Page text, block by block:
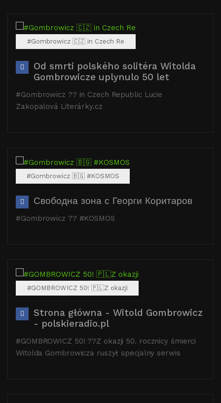
#Gombrowicz 🇨🇿 in Czech Re
Od smrti polského solitéra Witolda
Gombrowicze uplynulo 50 let
#Gombrowicz ?? in Czech Republic Lucie
Zakopalová Literárky.cz
#Gombrowicz 🇧🇬 #KOSMOS
Свободна зона с Георги Коритаров
#Gombrowicz ?? #KOSMOS
#GOMBROWICZ 50! 🇵🇱Z okazji
Strona główna - Witold Gombrowicz
- polskieradio.pl
#GOMBROWICZ 50! ??Z okazji 50. rocznicy śmierci
Witolda Gombrowicza ruszył specjalny serwis